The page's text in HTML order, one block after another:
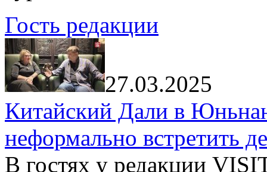
Гость редакции
27.03.2025
Китайский Дали в
неформально встретить
В гостях у редакции